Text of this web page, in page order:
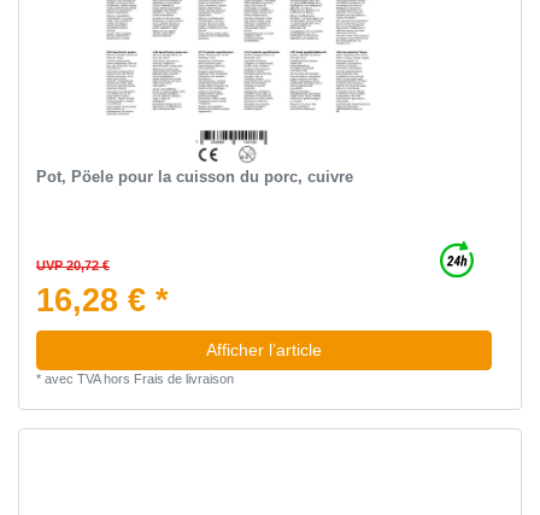
Pot, Pöele pour la cuisson du porc, cuivre
UVP 20,72 €
16,28 € *
Afficher l’article
* avec TVAhors Frais de livraison